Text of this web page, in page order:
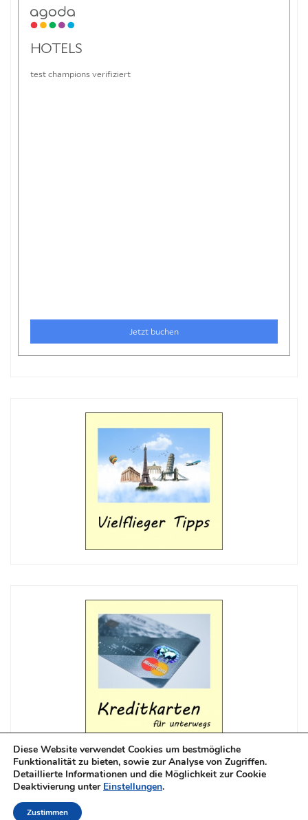
Copyright © 2017-2022 test-champions.de
Diese Website verwendet Cookies um bestmögliche
Funktionalität zu bieten, sowie zur Analyse von Zugriffen.
Detaillierte Informationen und die Möglichkeit zur Cookie
Deaktivierung unter Einstellungen.
Zustimmen